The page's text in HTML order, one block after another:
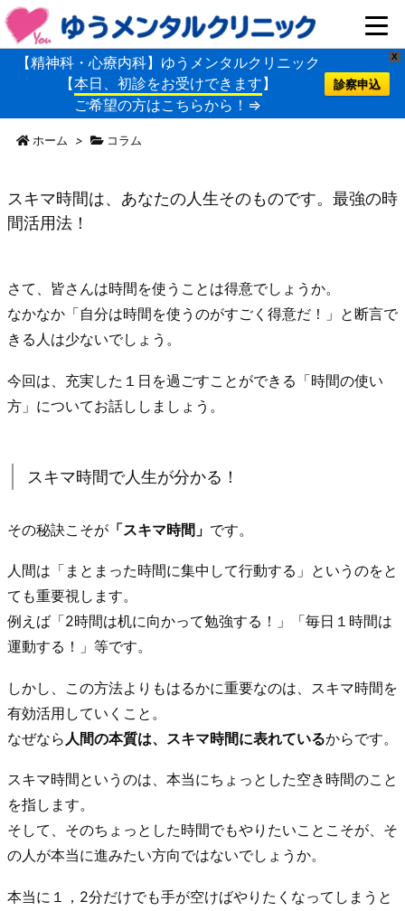
X
【精神科・心療内科】ゆうメンタルクリニック
【本日、初診をお受けできます】
ご希望の方はこちらから！⇒
診察申込
ホーム > コラム
スキマ時間は、あなたの人生そのものです。最強の時
間活用法！
さて、皆さんは時間を使うことは得意でしょうか。
なかなか「自分は時間を使うのがすごく得意だ！」と断言で
きる人は少ないでしょう。
今回は、充実した１日を過ごすことができる「時間の使い
方」についてお話ししましょう。
スキマ時間で人生が分かる！
その秘訣こそが 「スキマ時間」 です。
人間は「まとまった時間に集中して行動する」というのをと
ても重要視します。
例えば「2時間は机に向かって勉強する！」「毎日１時間は
運動する！」等です。
しかし、この方法よりもはるかに重要なのは、スキマ時間を
有効活用していくこと。
なぜなら 人間の本質は、スキマ時間に表れているからです。
スキマ時間というのは、本当にちょっとした空き時間のこと
を指します。
そして、そのちょっとした時間でもやりたいことこそが、そ
の人が本当に進みたい方向ではないでしょうか。
本当に１，2分だけでも手が空けばやりたくなってしまうと